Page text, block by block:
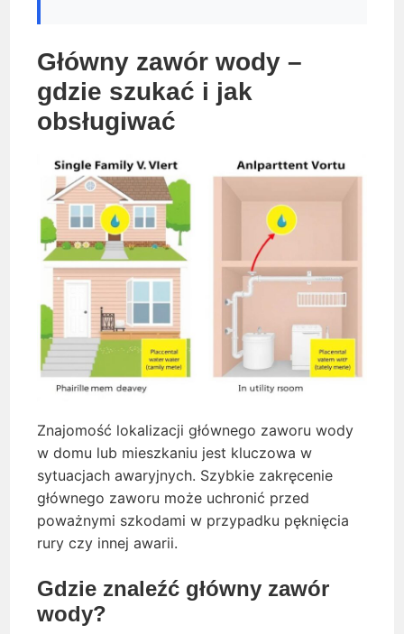
Główny zawór wody –
gdzie szukać i jak
obsługiwać
Znajomość lokalizacji głównego zaworu wody
w domu lub mieszkaniu jest kluczowa w
sytuacjach awaryjnych. Szybkie zakręcenie
głównego zaworu może uchronić przed
poważnymi szkodami w przypadku pęknięcia
rury czy innej awarii.
Gdzie znaleźć główny zawór
wody?